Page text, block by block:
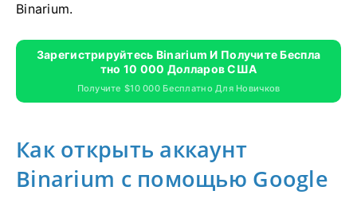
Binarium.
Зарегистрируйтесь Binarium И Получите Беспла
Тно 10 000 Долларов США
Получите $10 000 Бесплатно Для Новичков
Как открыть аккаунт
Binarium с помощью Google